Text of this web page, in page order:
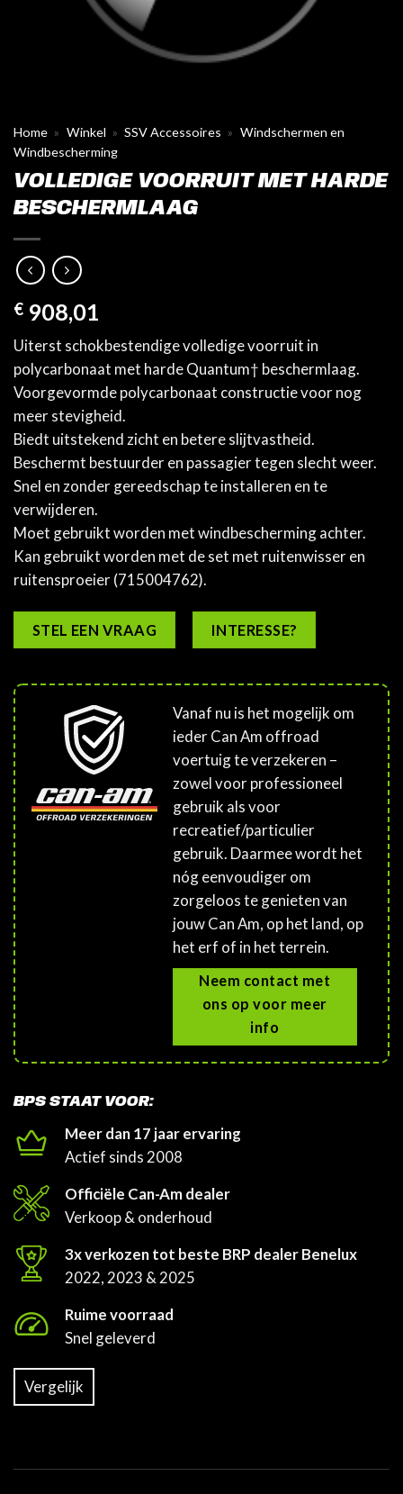
Home » Winkel » SSV Accessoires » Windschermen en
Windbescherming
VOLLEDIGE VOORRUIT MET HARDE
BESCHERMLAAG
€ 908,01
Uiterst schokbestendige volledige voorruit in
polycarbonaat met harde Quantum† beschermlaag.
Voorgevormde polycarbonaat constructie voor nog
meer stevigheid.
Biedt uitstekend zicht en betere slijtvastheid.
Beschermt bestuurder en passagier tegen slecht weer.
Snel en zonder gereedschap te installeren en te
verwijderen.
Moet gebruikt worden met windbescherming achter.
Kan gebruikt worden met de set met ruitenwisser en
ruitensproeier (715004762).
STEL EEN VRAAG INTERESSE?
Vanaf nu is het mogelijk om
ieder Can Am offroad
voertuig te verzekeren –
zowel voor professioneel
gebruik als voor
recreatief/particulier
gebruik. Daarmee wordt het
nóg eenvoudiger om
zorgeloos te genieten van
jouw Can Am, op het land, op
het erf of in het terrein.
Neem contact met
ons op voor meer
info
BPS STAAT VOOR:
Meer dan 17 jaar ervaring
Actief sinds 2008
Officiële Can-Am dealer
Verkoop & onderhoud
3x verkozen tot beste BRP dealer Benelux
2022, 2023 & 2025
Ruime voorraad
Snel geleverd
Vergelijk